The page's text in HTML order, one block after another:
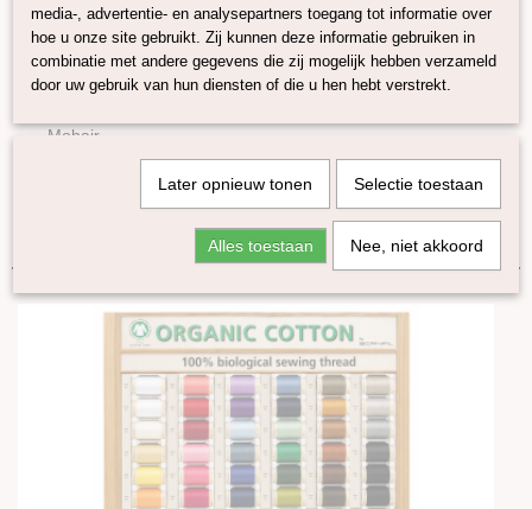
Soort Garen
Mohair
Linnen
Bio Balance
Alba Gots
Scanfil naaigaren
Sorteer op:
media-, advertentie- en analysepartners toegang tot informatie over
hoe u onze site gebruikt. Zij kunnen deze informatie gebruiken in
combinatie met andere gegevens die zij mogelijk hebben verzameld
door uw gebruik van hun diensten of die u hen hebt verstrekt.
Later opnieuw tonen Selectie toestaan
Alles toestaan Nee, niet akkoord